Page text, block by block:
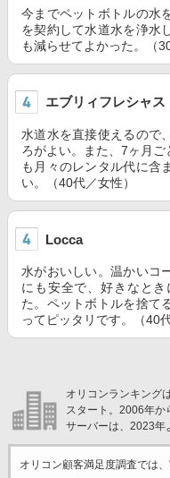
今までペットボトルの水
を契約して水道水を浄水
も減らせてよかった。（
エブリィフレシャス
水道水を直接使えるので
ろがよい。また、7ヶ月
も月々のレンタル代に含
い。（40代／女性）
Locca
水がおいしい。温かいコ
にも安全で、好きなと
た。ペットボトルを捨て
ってピッタリです。（40
オリコンランキング
スタート。2006年か
サーバーは、2023年
オリコン顧客満足度調査では